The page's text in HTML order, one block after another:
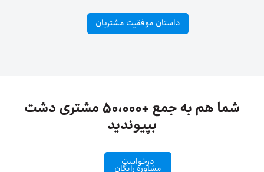
داستان موفقیت مشتریان
شما هم به جمع +50،000 مشتری دشت
بپیوندید
درخواست
مشاوره رایگان